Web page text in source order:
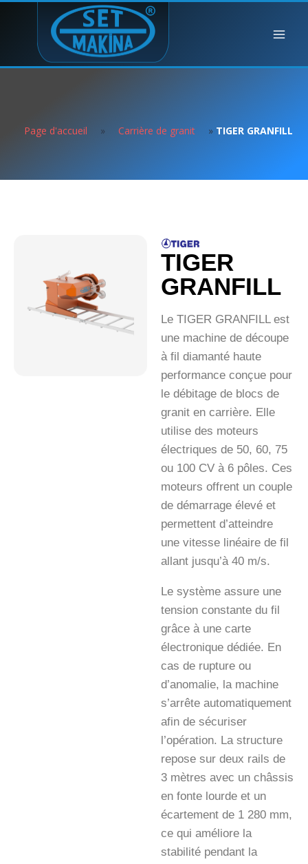
Page d'accueil » Carrière de granit » TIGER GRANFILL
TIGER
GRANFILL
Le TIGER GRANFILL est
une machine de découpe
à fil diamanté haute
performance conçue pour
le débitage de blocs de
granit en carrière. Elle
utilise des moteurs
électriques de 50, 60, 75
ou 100 CV à 6 pôles. Ces
moteurs offrent un couple
de démarrage élevé et
permettent d’atteindre
une vitesse linéaire de fil
allant jusqu’à 40 m/s.
Le système assure une
tension constante du fil
grâce à une carte
électronique dédiée. En
cas de rupture ou
d’anomalie, la machine
s’arrête automatiquement
afin de sécuriser
l’opération. La structure
repose sur deux rails de
3 mètres avec un châssis
en fonte lourde et un
écartement de 1 280 mm,
ce qui améliore la
stabilité pendant la